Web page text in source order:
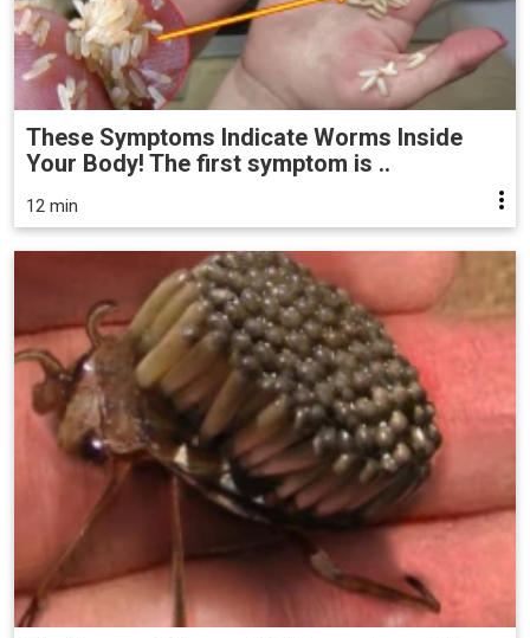
These Symptoms Indicate Worms Inside
Your Body! The first symptom is ..
12 min